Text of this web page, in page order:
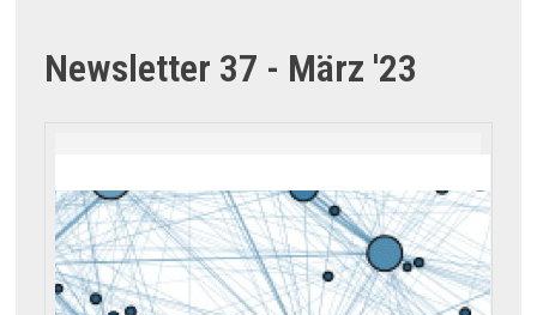
Newsletter 37 - März '23